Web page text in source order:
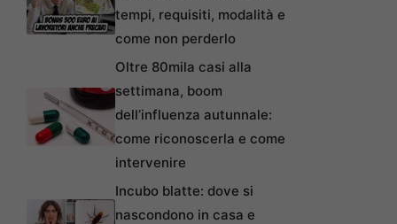
tempi, requisiti, modalità e
come non perderlo
Oltre 80mila casi alla
settimana, boom
dell’influenza autunnale:
come riconoscerla e come
intervenire
Incubo blatte: dove si
nascondono in casa e